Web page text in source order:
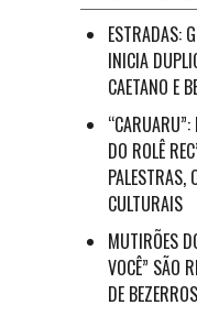
ESTRADAS:
INICIA
CAETANO E
DO ROLÊ
PALESTRAS,
CULTURAIS
MUTIRÕES
VOCÊ” SÃO
DE BEZERROS